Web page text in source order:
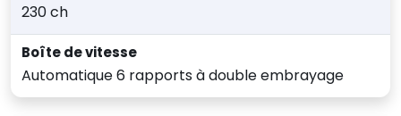
230 ch
Boîte de vitesse
Automatique 6 rapports à double embrayage